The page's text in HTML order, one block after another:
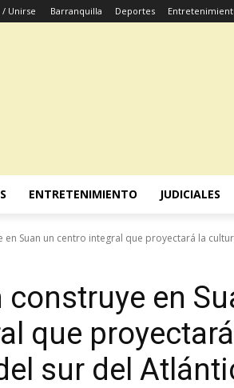
/ Unirse Barranquilla Deportes
ENTRETENIMIENTO JUDICIALES
Suan un centro integral que proyectará la
en
que
sur del